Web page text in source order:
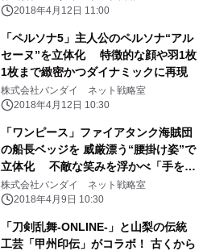
2018年4月12日 11:00
「ペルソナ5」主人公のペルソナ“アル
セーヌ”を立体化 特徴的な顔や羽1枚
1枚まで緻密かつダイナミックに再現
株式会社バンダイ ネット戦略室
2018年4月12日 10:30
「ワンピース」ファイアタンク海賊団
の船長ベッジを 威厳漂う“腰掛け姿”で
立体化 不敵な笑みを浮かべ「手を組
む・銃を構える」2ポーズを再現
株式会社バンダイ ネット戦略室
2018年4月9日 10:30
「刀剣乱舞-ONLINE-」と山梨の伝統
工芸「甲州印伝」がコラボ！ 古くから